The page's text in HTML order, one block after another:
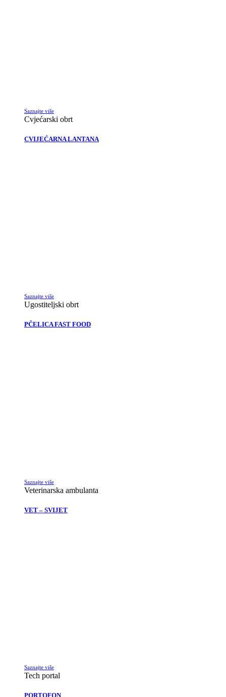
Saznajte više
Cvjećarski obrt
CVIJEĆARNA LANTANA
Saznajte više
Ugostiteljski obrt
PČELICA FAST FOOD
Saznajte više
Veterinarska ambulanta
VET – SVIJET
Saznajte više
Tech portal
PORTOFON